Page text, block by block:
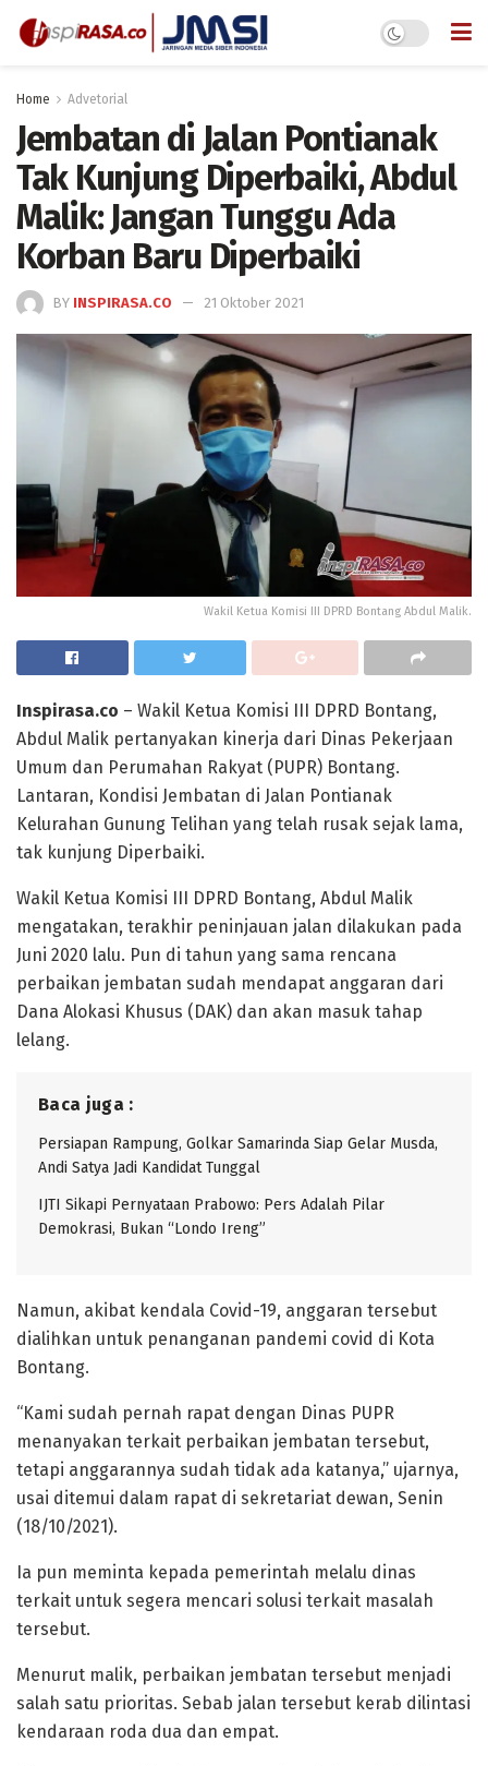
Home Advetorial
Jembatan di Jalan Pontianak
Tak Kunjung Diperbaiki, Abdul
Malik: Jangan Tunggu Ada
Korban Baru Diperbaiki
BY INSPIRASA.CO 21 Oktober 2021
Wakil Ketua Komisi III DPRD Bontang Abdul Malik.
Inspirasa.co – Wakil Ketua Komisi III DPRD Bontang,
Abdul Malik pertanyakan kinerja dari Dinas Pekerjaan
Umum dan Perumahan Rakyat (PUPR) Bontang.
Lantaran, Kondisi Jembatan di Jalan Pontianak
Kelurahan Gunung Telihan yang telah rusak sejak lama,
tak kunjung Diperbaiki.
Wakil Ketua Komisi III DPRD Bontang, Abdul Malik
mengatakan, terakhir peninjauan jalan dilakukan pada
Juni 2020 lalu. Pun di tahun yang sama rencana
perbaikan jembatan sudah mendapat anggaran dari
Dana Alokasi Khusus (DAK) dan akan masuk tahap
lelang.
Baca juga :
Persiapan Rampung, Golkar Samarinda Siap Gelar Musda,
Andi Satya Jadi Kandidat Tunggal
IJTI Sikapi Pernyataan Prabowo: Pers Adalah Pilar
Demokrasi, Bukan “Londo Ireng”
Namun, akibat kendala Covid-19, anggaran tersebut
dialihkan untuk penanganan pandemi covid di Kota
Bontang.
“Kami sudah pernah rapat dengan Dinas PUPR
menanyakan terkait perbaikan jembatan tersebut,
tetapi anggarannya sudah tidak ada katanya,” ujarnya,
usai ditemui dalam rapat di sekretariat dewan, Senin
(18/10/2021).
Ia pun meminta kepada pemerintah melalu dinas
terkait untuk segera mencari solusi terkait masalah
tersebut.
Menurut malik, perbaikan jembatan tersebut menjadi
salah satu prioritas. Sebab jalan tersebut kerab dilintasi
kendaraan roda dua dan empat.